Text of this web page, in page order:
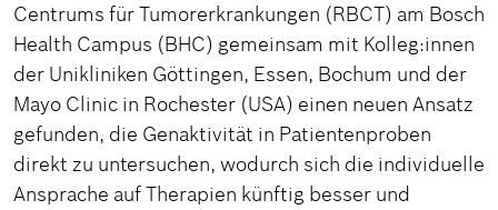
Centrums für Tumorerkrankungen (RBCT) am Bosch
Health Campus (BHC) gemeinsam mit Kolleg:innen
der Unikliniken Göttingen, Essen, Bochum und der
Mayo Clinic in Rochester (USA) einen neuen Ansatz
gefunden, die Genaktivität in Patientenproben
direkt zu untersuchen, wodurch sich die individuelle
Ansprache auf Therapien künftig besser und